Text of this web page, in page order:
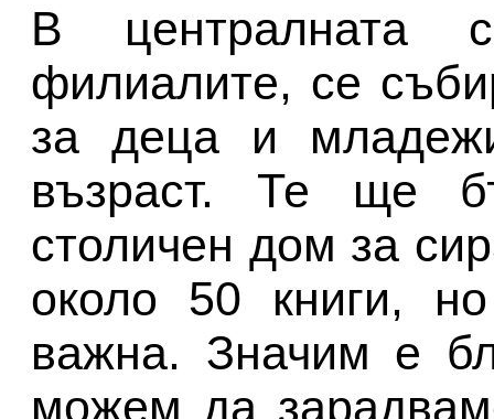
В централната
филиалите, се
за деца и
възраст. Те ще
столичен дом за
около 50 книги,
важна. Значим е
можем да